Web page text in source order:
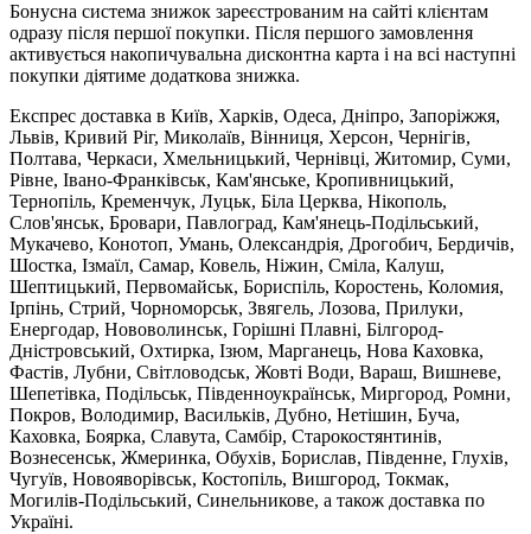
Бонусна система знижок зареєстрованим на сайті клієнтам
одразу після першої покупки. Після першого замовлення
активується накопичувальна дисконтна карта і на всі наступні
покупки діятиме додаткова знижка.
Експрес доставка в Київ, Харків, Одеса, Дніпро, Запоріжжя,
Львів, Кривий Ріг, Миколаїв, Вінниця, Херсон, Чернігів,
Полтава, Черкаси, Хмельницький, Чернівці, Житомир, Суми,
Рівне, Івано-Франківськ, Кам'янське, Кропивницький,
Тернопіль, Кременчук, Луцьк, Біла Церква, Нікополь,
Слов'янськ, Бровари, Павлоград, Кам'янець-Подільський,
Мукачево, Конотоп, Умань, Олександрія, Дрогобич, Бердичів,
Шостка, Ізмаїл, Самар, Ковель, Ніжин, Сміла, Калуш,
Шептицький, Первомайськ, Бориспіль, Коростень, Коломия,
Ірпінь, Стрий, Чорноморськ, Звягель, Лозова, Прилуки,
Енергодар, Нововолинськ, Горішні Плавні, Білгород-
Дністровський, Охтирка, Ізюм, Марганець, Нова Каховка,
Фастів, Лубни, Світловодськ, Жовті Води, Вараш, Вишневе,
Шепетівка, Подільськ, Південноукраїнськ, Миргород, Ромни,
Покров, Володимир, Васильків, Дубно, Нетішин, Буча,
Каховка, Боярка, Славута, Самбір, Старокостянтинів,
Вознесенськ, Жмеринка, Обухів, Борислав, Південне, Глухів,
Чугуїв, Новояворівськ, Костопіль, Вишгород, Токмак,
Могилів-Подільський, Синельникове, а також доставка по
Україні.